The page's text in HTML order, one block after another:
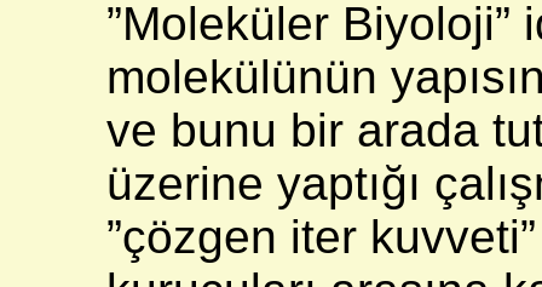
”Moleküler Biyoloji”
molekülünün
ve bunu bir arada
üzerine yaptığı
”çözgen iter